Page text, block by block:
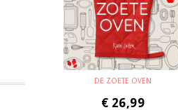
DE ZOETE OVEN
€ 26,99